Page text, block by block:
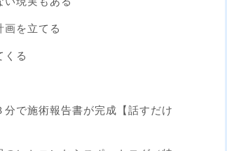
画を立てる
くる
で施術報告書が完成【話すだけ